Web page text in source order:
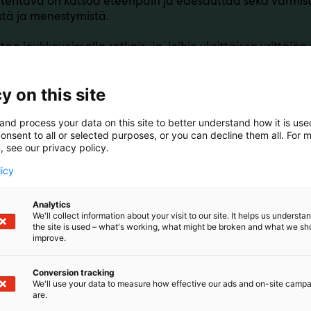
ja menestymistä.
joukkovoimalla ratkaisuja, joihin yksittäisen
muutosvalmennusta, vertaistietoa,
tukea arjen haasteisiin.
kuulostelemassa mitä kaikkea on tekeillä
yritystäsi auttaa.
on this site
process your data on this site to better understand how it is
to all or selected purposes, or you can decline them all. For
see our privacy policy.
Analytics
We'll collect information about your visit to our site. It helps us
the site is used – what's working, what might be broken and what we
improve.
Conversion tracking
We'll use your data to measure how effective our ads and on-site
are.